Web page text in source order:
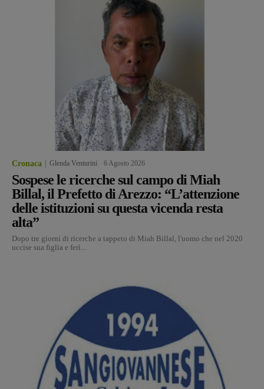
Cronaca Glenda Venturini 6 Agosto 2026
Sospese le ricerche sul campo di Miah
Billal, il Prefetto di Arezzo: “L’attenzione
delle istituzioni su questa vicenda resta
alta”
Dopo tre giorni di ricerche a tappeto di Miah Billal, l'uomo che nel 2020
uccise sua figlia e ferì...